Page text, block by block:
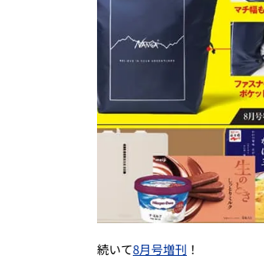
続いて8月号増刊 ！